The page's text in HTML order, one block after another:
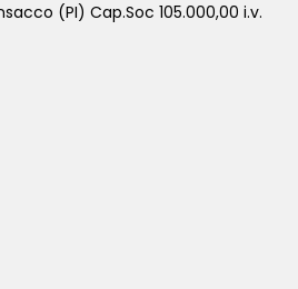
(PI) Cap.Soc 105.000,00 i.v.